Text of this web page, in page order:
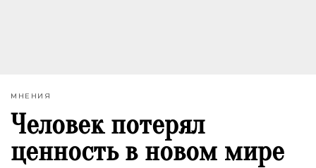
МНЕНИЯ
Человек потерял
ценность в новом мире